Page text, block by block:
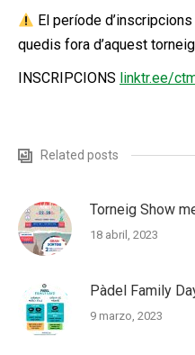
El període
quedis fora d’aquest
INSCRIPCIONS linktr.ee/
Related posts
Torneig Show
18 abril, 2023
Pàdel Family
9 marzo, 2023